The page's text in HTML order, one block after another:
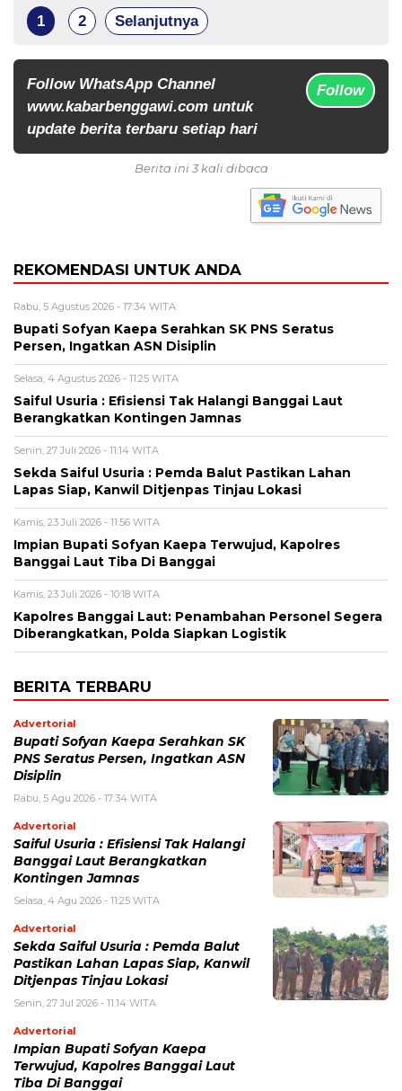
1 2 Selanjutnya
Follow WhatsApp Channel
www.kabarbenggawi.com untuk
update berita terbaru setiap hari
Follow
Berita ini 3 kali dibaca
REKOMENDASI UNTUK ANDA
Rabu, 5 Agustus 2026 - 17:34 WITA
Bupati Sofyan Kaepa Serahkan SK PNS Seratus
Persen, Ingatkan ASN Disiplin
Selasa, 4 Agustus 2026 - 11:25 WITA
Saiful Usuria : Efisiensi Tak Halangi Banggai Laut
Berangkatkan Kontingen Jamnas
Senin, 27 Juli 2026 - 11:14 WITA
Sekda Saiful Usuria : Pemda Balut Pastikan Lahan
Lapas Siap, Kanwil Ditjenpas Tinjau Lokasi
Kamis, 23 Juli 2026 - 11:56 WITA
Impian Bupati Sofyan Kaepa Terwujud, Kapolres
Banggai Laut Tiba Di Banggai
Kamis, 23 Juli 2026 - 10:18 WITA
Kapolres Banggai Laut: Penambahan Personel Segera
Diberangkatkan, Polda Siapkan Logistik
BERITA TERBARU
Advertorial
Bupati Sofyan Kaepa Serahkan SK
PNS Seratus Persen, Ingatkan ASN
Disiplin
Rabu, 5 Agu 2026 - 17:34 WITA
Advertorial
Saiful Usuria : Efisiensi Tak Halangi
Banggai Laut Berangkatkan
Kontingen Jamnas
Selasa, 4 Agu 2026 - 11:25 WITA
Advertorial
Sekda Saiful Usuria : Pemda Balut
Pastikan Lahan Lapas Siap, Kanwil
Ditjenpas Tinjau Lokasi
Senin, 27 Jul 2026 - 11:14 WITA
Advertorial
Impian Bupati Sofyan Kaepa
Terwujud, Kapolres Banggai Laut
Tiba Di Banggai